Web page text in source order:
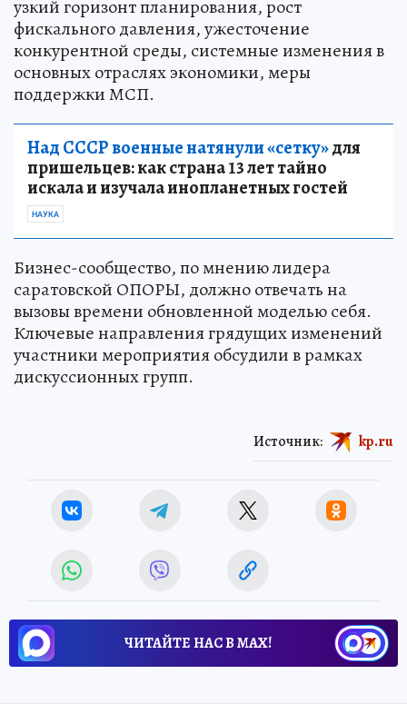
узкий горизонт планирования, рост
фискального давления, ужесточение
конкурентной среды, системные изменения в
основных отраслях экономики, меры
поддержки МСП.
Над СССР военные натянули «сетку»для
пришельцев: как страна 13 лет тайно
искала и изучала инопланетных гостей
НАУКА
Бизнес-сообщество, по мнению лидера
саратовской ОПОРЫ, должно отвечать на
вызовы времени обновленной моделью себя.
Ключевые направления грядущих изменений
участники мероприятия обсудили в рамках
дискуссионных групп.
Источник: kp.ru
ЧИТАЙТЕ НАС В МАХ!